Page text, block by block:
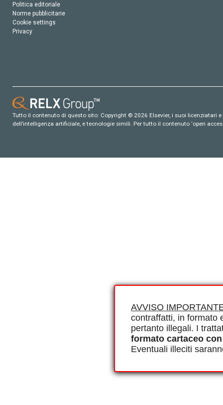
AVVISO
contraffatti, in formato
pertanto illegali. I
formato cartaceo
Eventuali illeciti
Politica editoriale
Norme pubblicitarie
Cookie settings
Privacy
Tutto il contenuto di questo sito: Copyright © 2026 Elsevier, i suoi
dell’intelligenza artificiale, e tecnologie simili. Per tutto il contenuto ‘open